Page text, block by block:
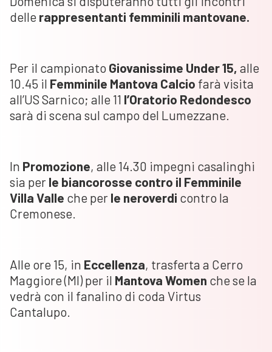
delle rappresentanti femminili mantovane.
Per il campionato Giovanissime Under 15, alle
10.45 il Femminile Mantova Calcio farà visita
all’US Sarnico; alle 11 l’Oratorio Redondesco
sarà di scena sul campo del Lumezzane.
In Promozione, alle 14.30 impegni casalinghi
sia per le biancorosse contro il Femminile
Villa Valle che per le neroverdi contro la
Cremonese.
Alle ore 15, in Eccellenza, trasferta a Cerro
Maggiore (MI) per il Mantova Women che se la
vedrà con il fanalino di coda Virtus
Cantalupo.